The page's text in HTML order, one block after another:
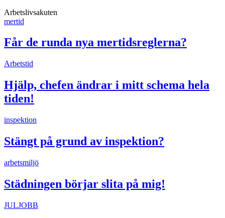
Arbetslivsakuten
mertid
Får de runda nya mertidsreglerna?
Arbetstid
Hjälp, chefen ändrar i mitt schema hela
tiden!
inspektion
Stängt på grund av inspektion?
arbetsmiljö
Städningen börjar slita på mig!
JULJOBB